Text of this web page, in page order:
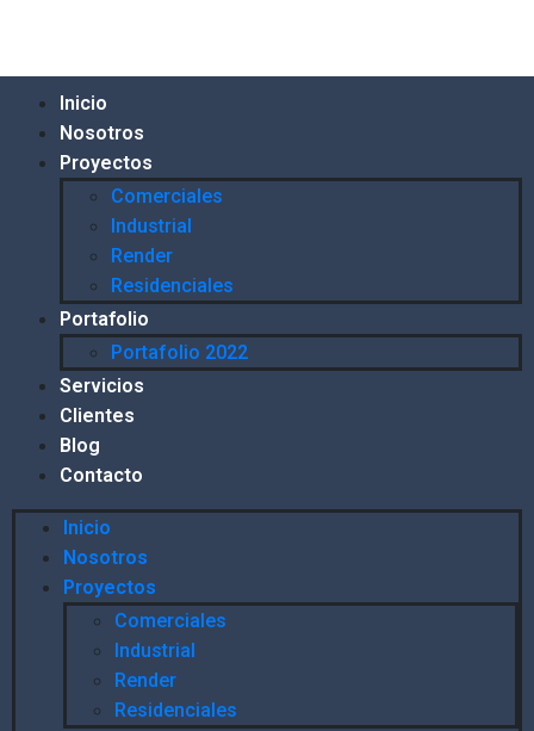
Inicio
Nosotros
Proyectos
Comerciales
Industrial
Render
Residenciales
Portafolio
Portafolio 2022
Servicios
Clientes
Blog
Contacto
Inicio
Nosotros
Proyectos
Comerciales
Industrial
Render
Residenciales